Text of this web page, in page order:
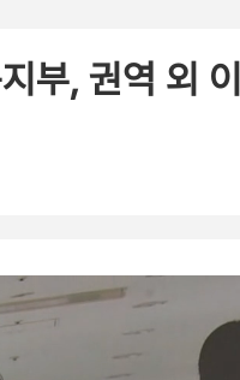
부, 권역 외